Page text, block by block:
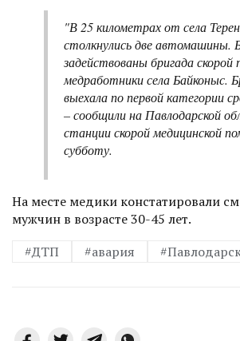
"В 25 километрах от села
столкнулись две автомашины.
задействованы бригада
медработники села Байконыс.
выехала по первой категории
– сообщили на Павлодарской
станции скорой медицинской
субботу.
На месте медики констатировали
мужчин в возрасте 30-45 лет.
#ДТП
#авария